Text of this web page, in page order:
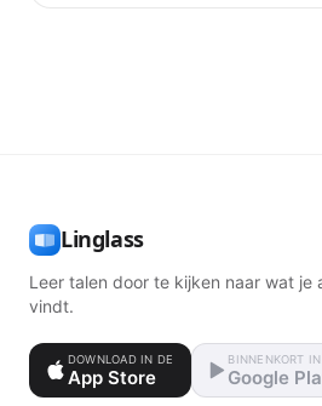
Linglass
Leer talen door te kijken naar wat je
vindt.
DOWNLOAD IN DE
App Store
BINNENKORT IN
Google